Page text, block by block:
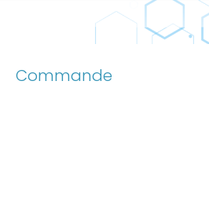
Commande